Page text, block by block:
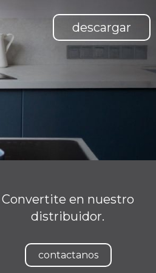
descargar
Convertite en nuestro
distribuidor.
contactanos